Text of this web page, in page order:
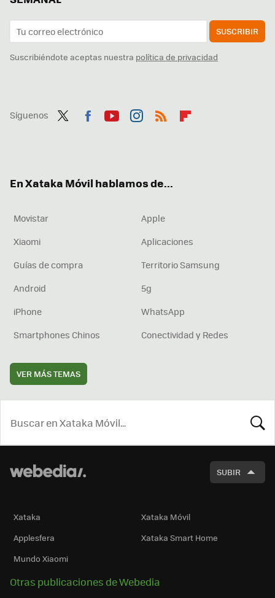
SUSCRIBIR
Suscribiéndote aceptas nuestra política de privacidad
Síguenos
En Xataka Móvil hablamos de...
Movistar
Apple
Xiaomi
Aplicaciones
Guías de compra
Territorio Samsung
Android
5g
iPhone
WhatsApp
Smartphones Chinos
Conectividad y Redes
VER MÁS TEMAS
SUBIR
Xataka
Xataka Móvil
Applesfera
Xataka Smart Home
Mundo Xiaomi
Otras publicaciones de Webedia